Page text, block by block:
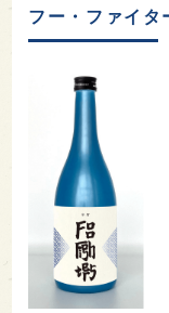
フー・ファイタ